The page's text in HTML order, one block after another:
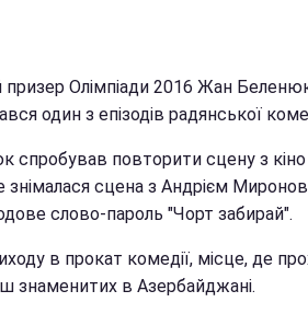
призер Олімпіади 2016 Жан
один з епізодів радянської
спробував повторити сцену з кіно
знімалася сцена з Андрієм
слово-пароль "Чорт забирай".
в прокат комедії, місце, де
знаменитих в Азербайджані.